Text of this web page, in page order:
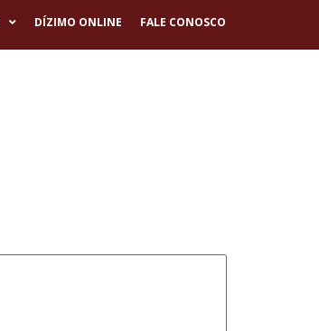
DÍZIMO ONLINE FALE CONOSCO